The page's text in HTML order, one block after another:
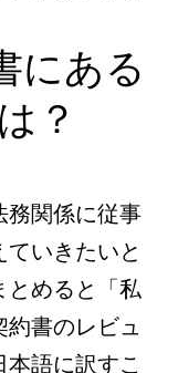
にある
？
関係に従事
いきたいと
とめると「私
約書のレビュ
語に訳すこ